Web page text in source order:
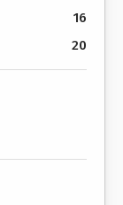
16
20